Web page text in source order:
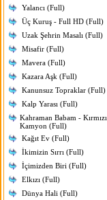
Yalancı (Full)
Üç Kuruş - Full HD (Full)
Uzak Şehrin Masalı (Full)
Misafir (Full)
Mavera (Full)
Kazara Aşk (Full)
Kanunsuz Topraklar (Full)
Kalp Yarası (Full)
Kahraman Babam - Kırmızı
Kamyon (Full)
Kağıt Ev (Full)
İkimizin Sırrı (Full)
İçimizden Biri (Full)
Elkızı (Full)
Dünya Hali (Full)